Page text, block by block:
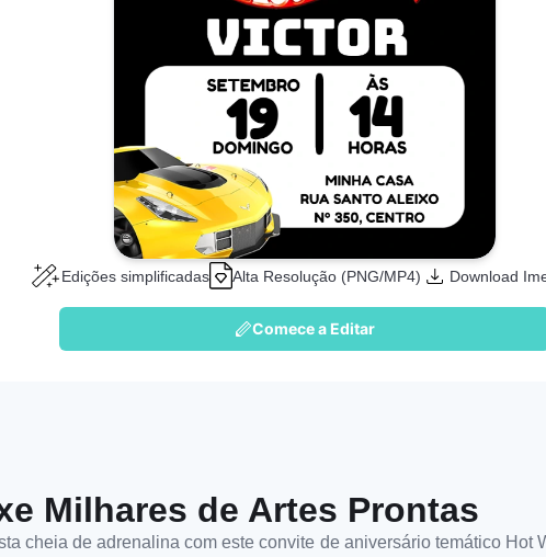
Edições simplificadas Alta Resolução (PNG/MP4) Download
Comece a Editar
Milhares de Artes Prontas
cheia de adrenalina com este convite de aniversário temático Hot